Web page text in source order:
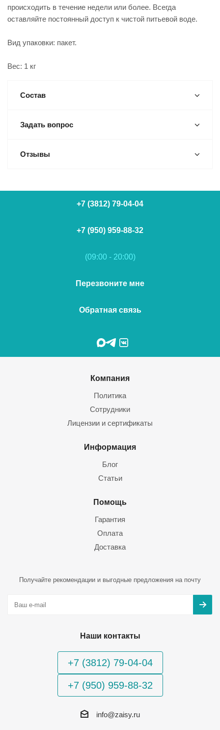
происходить в течение недели или более. Всегда
оставляйте постоянный доступ к чистой питьевой воде.
Вид упаковки: пакет.
Вес: 1 кг
Состав
Задать вопрос
Отзывы
+7 (3812) 79-04-04
+7 (950) 959-88-32
(09:00 - 20:00)
Перезвоните мне
Обратная связь
Компания
Политика
Сотрудники
Лицензии и сертификаты
Информация
Блог
Статьи
Помощь
Гарантия
Оплата
Доставка
Получайте рекомендации и выгодные предложения на почту
Наши контакты
+7 (3812) 79-04-04
+7 (950) 959-88-32
info@zaisy.ru